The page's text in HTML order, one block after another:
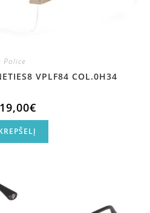
Police
VPLF84 COL.0H34
€